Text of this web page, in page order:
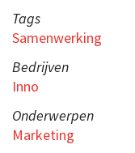
Tags
Samenwerking
Bedrijven
Inno
Onderwerpen
Marketing